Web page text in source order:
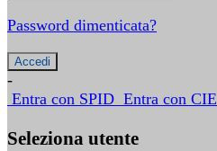
Password dimenticata?
-
Entra con SPID Entra con CIE
Seleziona utente